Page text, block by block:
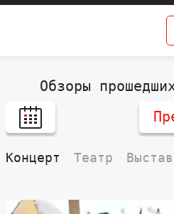
Обзоры
Концерт Театр